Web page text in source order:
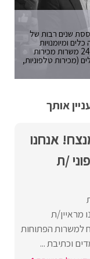
שנים רבות של
ומיומנויות
לטיפול בהתנגדויות וסגירת עסקאות. יש כיום כ2400 משרות מכירות
(מכירות טלפוניות,
אותך
אנחנו
/ת
מראיין/ת
למשרות הפתוחות
וכתיבת ...